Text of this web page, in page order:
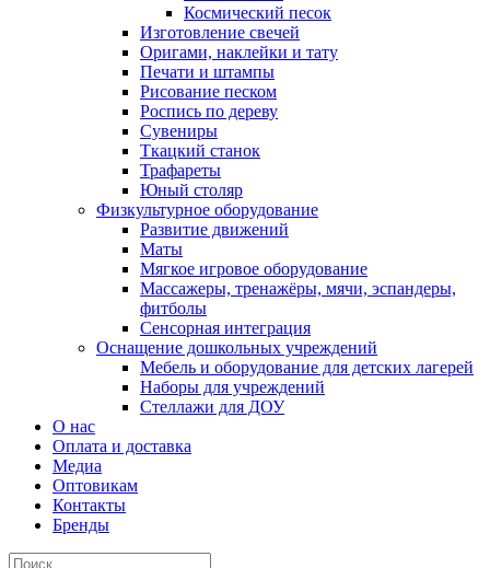
Космический песок
Изготовление свечей
Оригами, наклейки и тату
Печати и штампы
Рисование песком
Роспись по дереву
Сувениры
Ткацкий станок
Трафареты
Юный столяр
Физкультурное оборудование
Развитие движений
Маты
Мягкое игровое оборудование
Массажеры, тренажёры, мячи, эспандеры,
фитболы
Сенсорная интеграция
Оснащение дошкольных учреждений
Мебель и оборудование для детских лагерей
Наборы для учреждений
Стеллажи для ДОУ
О нас
Оплата и доставка
Медиа
Оптовикам
Контакты
Бренды